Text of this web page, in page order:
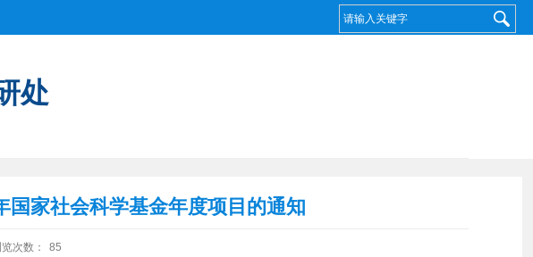
处
国家社会科学基金年度项目的通知
次数： 85